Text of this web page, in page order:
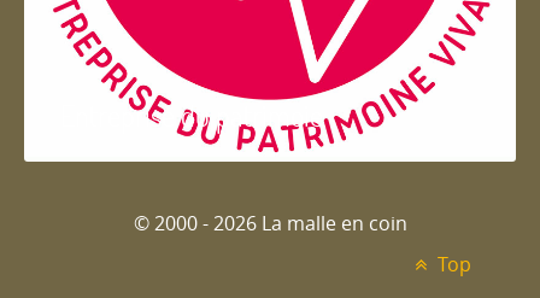
Entreprise du patrimoie
© 2000 - 2026 La malle en coin
Top